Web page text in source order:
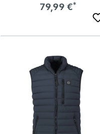
Regulärer Preis:
79,99 €